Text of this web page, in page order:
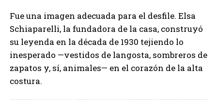
Fue una imagen adecuada para el desfile. Elsa
Schiaparelli, la fundadora de la casa, construyó
su leyenda en la década de 1930 tejiendo lo
inesperado —vestidos de langosta, sombreros de
zapatos y, sí, animales— en el corazón de la alta
costura.